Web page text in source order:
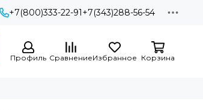
+7(800)333-22-91+7(343)288-56-54
Профиль СравнениеИзбранное Корзина